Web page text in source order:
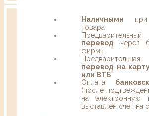
Наличными при
товара
Предварительный
перевод через
фирмы
Предварительная
перевод на
или ВТБ
Оплата
(после
на электронную
выставлен счет на